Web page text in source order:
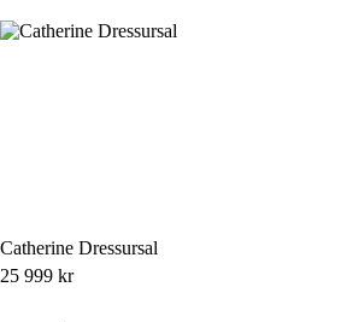
Catherine Dressursal
25 999 kr